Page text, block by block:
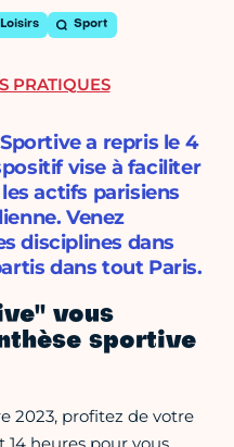
Loisirs Sport
a repris le 4
vise à faciliter
actifs parisiens
Venez
disciplines dans
dans tout Paris.
vous
sportive
2023, profitez de votre
PRATIQUES